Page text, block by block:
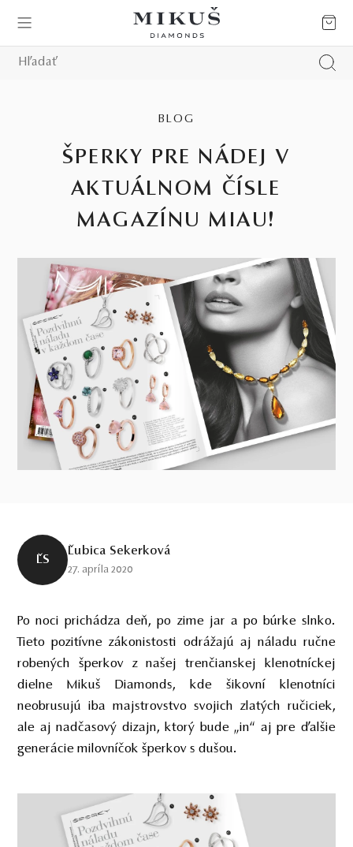
BLOG
ŠPERKY PRE NÁDEJ V
AKTUÁLNOM ČÍSLE
MAGAZÍNU MIAU!
ĽS
Ľubica Sekerková
27. apríla 2020
Po noci prichádza deň, po zime jar a po búrke slnko.
Tieto pozitívne zákonistosti odrážajú aj náladu ručne
robených šperkov z našej trenčianskej klenotníckej
dielne Mikuš Diamonds, kde šikovní klenotníci
neobrusujú iba majstrovstvo svojich zlatých ručiciek,
ale aj nadčasový dizajn, ktorý bude „in“ aj pre ďalšie
generácie milovníčok šperkov s dušou.